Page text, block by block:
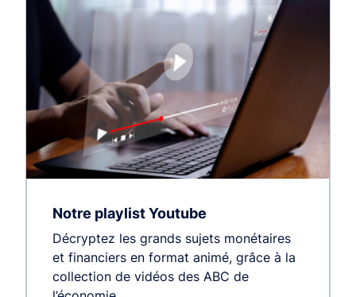
Notre playlist Youtube
Décryptez les grands sujets monétaires
et financiers en format animé, grâce à la
collection de vidéos des ABC de